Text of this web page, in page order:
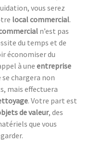
vous serez
local commercial.
n’est pas
du temps et de
économiser du
à une entreprise
chargera non
mais effectuera
. Votre part est
de valeur, des
que vous